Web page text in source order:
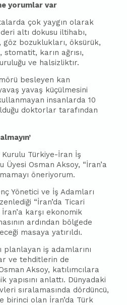
yorumlar var
çok yaygın olarak
altı dokusu iltihabı,
göz bozuklukları, öksürük,
karın ağrısı,
ve halsizliktır.
besleyen kan
yavaş küçülmesini
insanlarda 10
doktorlar tarafından
Türkiye-İran İş
Üyesi Osman Aksoy, “İran’a
öneriyorum.
Yönetici ve İş Adamları
“İran’da Ticari
karşı ekonomik
ardından bölgede
masaya yatırıldı.
planlayan iş adamlarını
ve tehditlerin de
Aksoy, katılımcılara
yapısını anlattı. Dünyadaki
sıralamasında dördüncü,
birinci olan İran’da Türk